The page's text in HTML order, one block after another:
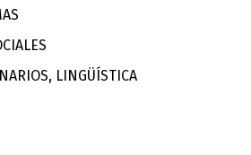
LINGÜÍSTICA